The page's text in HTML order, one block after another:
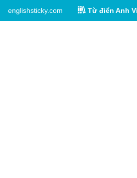
englishsticky.com Từ điển Anh